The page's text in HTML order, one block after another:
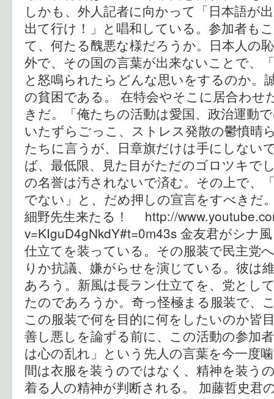
しかも、外人記者に向かって「日本語が
出て行け！」と唱和している。参加者も
て、何たる醜悪な様だろうか。日本人の
外で、その国の言葉が出来ないことで、
と怒鳴られたらどんな思いをするのか。
の貧困である。 在特会やそこに居合わせ
きだ。「俺たちの活動は愛国、政治運動
いたずらごっこ、ストレス発散の鬱憤晴
たちに言うが、日章旗だけは手にしない
ば、最低限、見た目がただのゴロツキで
の名誉は汚されないで済む。その上で、
でない」と、だめ押しの宣言をすべき
細野先生来たる！ http://
v=KIguD4gNkdY#t=0m43s 金友君がシナ
仕立てを装っている。その服装で民主党
りか抗議、嫌がらせを演じている。彼は
あろう。新風は長ラン仕立てを、党とし
たのであろうか。奇っ怪極まる服装で、
この服装で何を目的に何をしたいのか皆
善し悪しを論ずる前に、この活動の参加
は心の乱れ」という先人の言葉を今一度
間は衣服を装うのではなく、精神を装う
着る人の精神が判断される。 加藤哲史君